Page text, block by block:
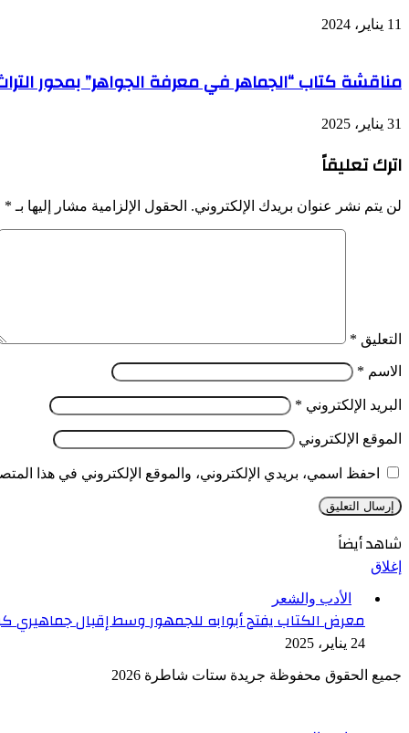
11 يناير، 2024
مناقشة كتاب “الجماهر في معرفة الجواهر” بمحور
31 يناير، 2025
اترك تعليقاً
لن يتم نشر عنوان بريدك الإلكتروني. الحقول الإلزامية مشار إليها بـ *
التعليق *
الاسم *
البريد الإلكتروني *
الموقع الإلكتروني
احفظ اسمي، بريدي الإلكتروني، والموقع الإلكتروني في هذا
شاهد أيضاً
إغلاق
الأدب والشعر
معرض الكتاب يفتح أبوابه للجمهور وسط إقبال جماهيري
24 يناير، 2025
جميع الحقوق محفوظة جريدة ستات شاطرة 2026